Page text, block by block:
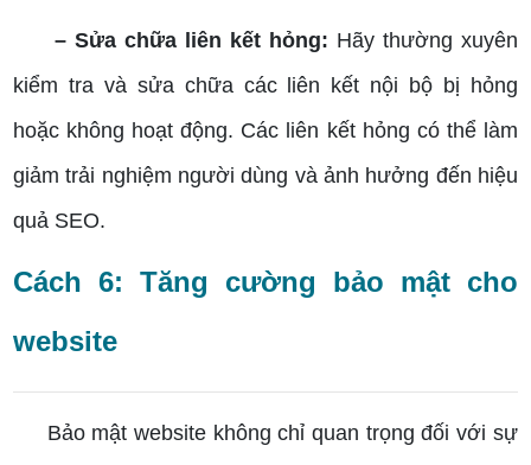
– Sửa chữa liên kết hỏng: Hãy thường xuyên
kiểm tra và sửa chữa các liên kết nội bộ bị hỏng
hoặc không hoạt động. Các liên kết hỏng có thể làm
giảm trải nghiệm người dùng và ảnh hưởng đến hiệu
quả SEO.
Cách 6: Tăng cường bảo mật cho
website
Bảo mật website không chỉ quan trọng đối với sự